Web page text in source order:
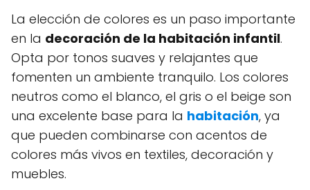
La elección de colores es un paso importante
en la decoración de la habitación infantil.
Opta por tonos suaves y relajantes que
fomenten un ambiente tranquilo. Los colores
neutros como el blanco, el gris o el beige son
una excelente base para la habitación, ya
que pueden combinarse con acentos de
colores más vivos en textiles, decoración y
muebles.